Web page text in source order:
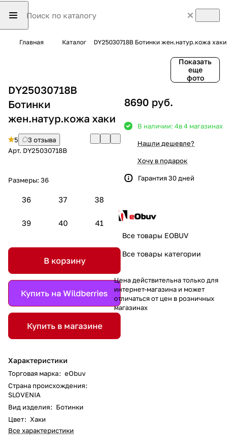
Главная Каталог DY25030718B Ботинки жен.натур.кожа хаки
Показать
еще
фото
DY25030718B
Ботинки
жен.натур.кожа хаки
5
3 отзыва
Арт. DY25030718B
Размеры: 36
36 37 38
39 40 41
В корзину
Купить на Wildberries
Купить в магазине
Характеристики
Торговая марка: eObuv
Страна происхождения:
SLOVENIA
Вид изделия: Ботинки
Цвет: Хаки
Все характеристики
8690 руб.
В наличии: 4в 4 магазинах
Нашли дешевле?
Хочу в подарок
Гарантия 30 дней
Все товары EOBUV
Все товары категории
Цена действительна только для
интернет-магазина и может
отличаться от цен в розничных
магазинах